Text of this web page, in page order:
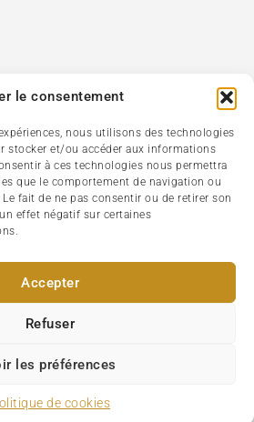
le consentement
nous utilisons des technologies
stocker et/ou accéder aux informations
à ces technologies nous permettra
que le comportement de navigation ou
fait de ne pas consentir ou de retirer son
effet négatif sur certaines
Accepter
Refuser
les préférences
de cookies